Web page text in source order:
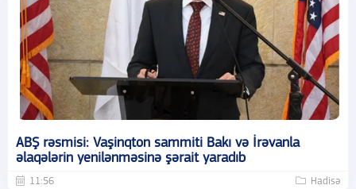
ABŞ rəsmisi: Vaşinqton sammiti Bakı və İrəvanla
əlaqələrin yenilənməsinə şərait yaradıb
11:56 Hadisə